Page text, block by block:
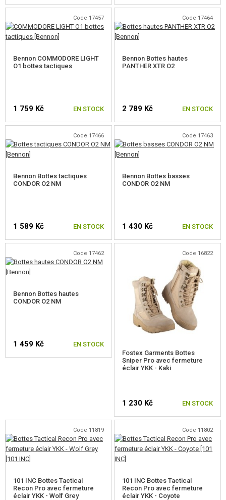
OUTDOOR, BUSHCRAFT
PANIERS-REPAS
JEUX DE CONSTRUCTION, MAQUETTES
MARCHANDISES ENDOMMAGÉES ET USAGÉES
PROMOTION
CONTACTEZ NOUS
CHOISIR UNE TAILLE CHOISIR UNE TAILLE
Code 17457
Bennon COMMODORE LIGHT
O1 bottes tactiques
1 759 Kč EN STOCK
CHOISIR UNE TAILLE
Code 17464
Bennon Bottes hautes
PANTHER XTR O2
2 789 Kč EN STOCK
CHOISIR UNE TAILLE
Code 17466
Bennon Bottes tactiques
CONDOR O2 NM
1 589 Kč EN STOCK
CHOISIR UNE TAILLE
Code 17463
Bennon Bottes basses
CONDOR O2 NM
1 430 Kč EN STOCK
CHOISIR UNE TAILLE
Code 17462
Bennon Bottes hautes
CONDOR O2 NM
1 459 Kč EN STOCK
Code 16822
Fostex Garments Bottes
Sniper Pro avec fermeture
éclair YKK - Kaki
1 230 Kč EN STOCK
CHOISIR UNE TAILLE
Code 11819
101 INC Bottes Tactical
Recon Pro avec fermeture
éclair YKK - Wolf Grey
Code 11802
101 INC Bottes Tactical
Recon Pro avec fermeture
éclair YKK - Coyote